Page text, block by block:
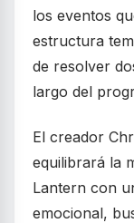
los eventos
estructura
de resolver
largo del
El creador
equilibrará la
Lantern con
emocional,